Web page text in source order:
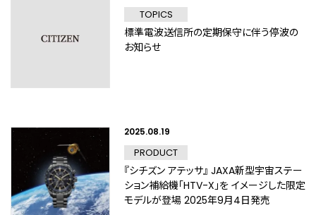
TOPICS
標準電波送信所の定期保守に伴う停波の
お知らせ
2025.08.19
PRODUCT
『シチズン アテッサ』 JAXA新型宇宙ステー
ション補給機「HTV-X」を イメージした限定
モデルが登場 2025年9月4日発売